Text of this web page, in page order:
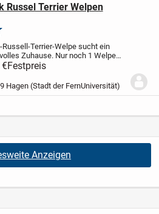
Russel Terrier Welpen
Terrier-Welpe sucht ein
Zuhause. Nur noch 1 Welpe
Der Kleine ist liebevoll in der
aufgewachsen, altersgerecht
mehrfach entwurmt und
Festpreis
Hagen (Stadt der FernUniversität)
Anzeigen